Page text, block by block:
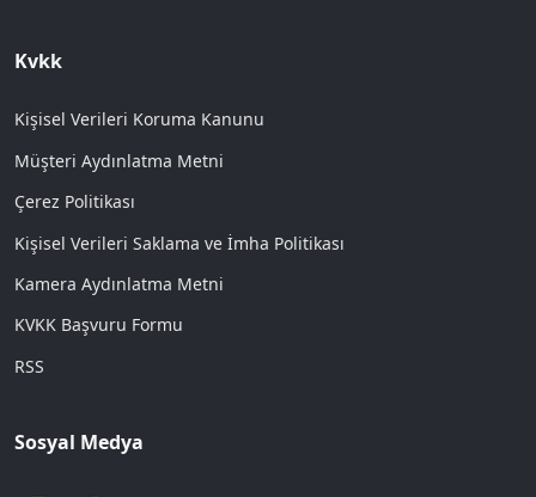
Kvkk
Kişisel Verileri Koruma Kanunu
Müşteri Aydınlatma Metni
Çerez Politikası
Kişisel Verileri Saklama ve İmha Politikası
Kamera Aydınlatma Metni
KVKK Başvuru Formu
RSS
Sosyal Medya